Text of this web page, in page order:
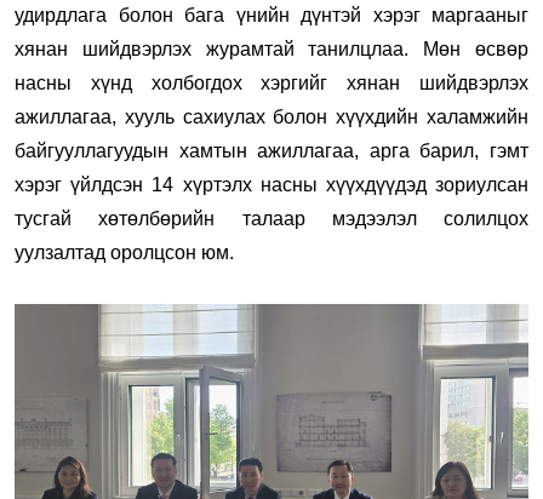
удирдлага болон бага үнийн дүнтэй хэрэг маргааныг
хянан шийдвэрлэх журамтай танилцлаа. Мөн өсвөр
насны хүнд холбогдох хэргийг хянан шийдвэрлэх
ажиллагаа, хууль сахиулах болон хүүхдийн халамжийн
байгууллагуудын хамтын ажиллагаа, арга барил, гэмт
хэрэг үйлдсэн 14 хүртэлх насны хүүхдүүдэд зориулсан
тусгай хөтөлбөрийн талаар мэдээлэл солилцох
уулзалтад оролцсон юм.